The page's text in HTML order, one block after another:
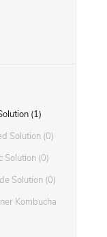
1
Solution 0
Solution 0
Solution 0
Kombucha